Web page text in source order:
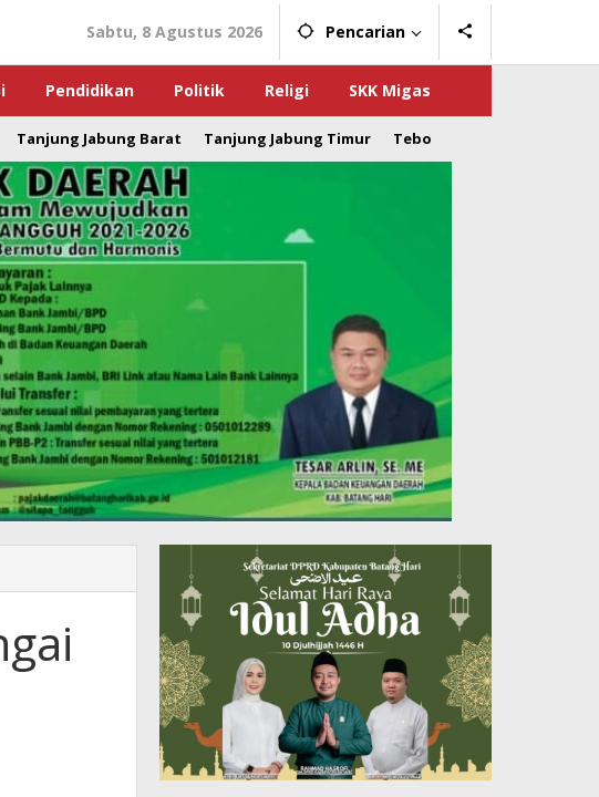
Sabtu, 8 Agustus 2026 Pencarian
Pendidikan Politik Religi SKK Migas
Tanjung Jabung Barat Tanjung Jabung Timur Tebo